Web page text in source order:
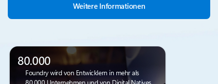
Weitere Informationen
80.000
Foundry wird von Entwicklern in mehr als